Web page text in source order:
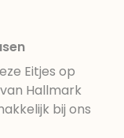
Eitjes op
Hallmark
bij ons